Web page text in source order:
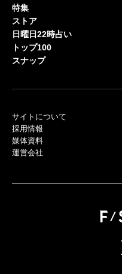
特集
ストア
日曜日22時占い
トップ100
スナップ
サイトについて
採用情報
媒体資料
運営会社